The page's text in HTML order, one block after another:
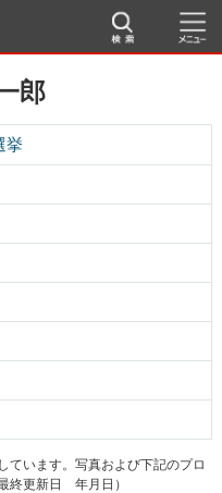
郎
挙
ています。写真および下記のプロ
終更新日 年月日）